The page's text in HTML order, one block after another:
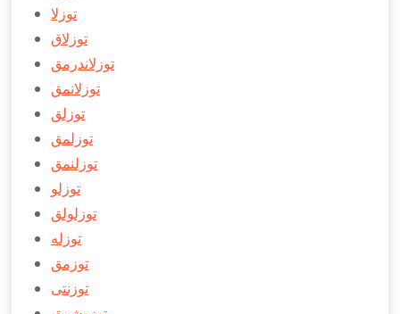
توزلا
توزلاق
توزلاندرمق
توزلانمق
توزلق
توزلمق
توزلنمق
توزلو
توزلولق
توزله
توزمق
توزنتی